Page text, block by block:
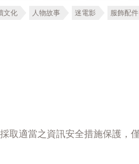
文化 人物故事 迷電影 服飾配件
取適當之資訊安全措施保護，